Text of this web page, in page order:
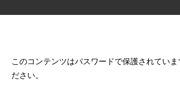
このコンテンツはパスワードで保護されてい
ださい。